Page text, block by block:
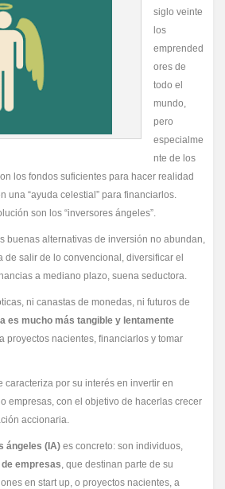
siglo veinte
los
emprended
ores de
todo el
mundo,
pero
especialme
nte de los
los fondos suficientes para hacer realidad
una “ayuda celestial” para financiarlos.
son los “inversores ángeles”.
buenas alternativas de inversión no abundan,
de salir de lo convencional, diversificar el
a mediano plazo, suena seductora.
ni canastas de monedas, ni futuros de
es mucho más tangible y lentamente
proyectos nacientes, financiarlos y tomar
caracteriza por su interés en invertir en
empresas, con el objetivo de hacerlas crecer
accionaria.
ángeles (IA) es concreto: son individuos,
empresas, que destinan parte de su
en start up, o proyectos nacientes, a